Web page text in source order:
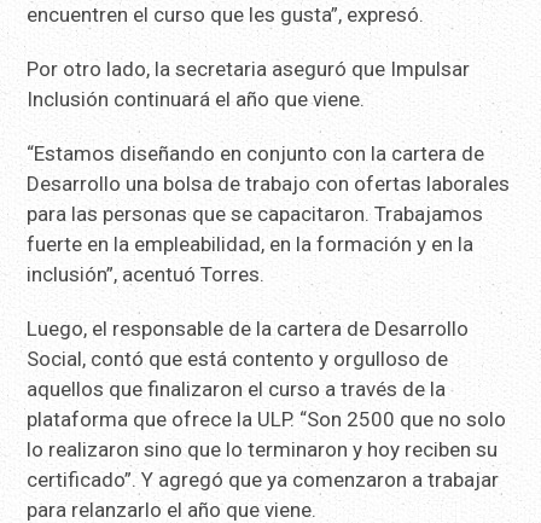
encuentren el curso que les gusta”, expresó.
Por otro lado, la secretaria aseguró que Impulsar
Inclusión continuará el año que viene.
“Estamos diseñando en conjunto con la cartera de
Desarrollo una bolsa de trabajo con ofertas laborales
para las personas que se capacitaron. Trabajamos
fuerte en la empleabilidad, en la formación y en la
inclusión”, acentuó Torres.
Luego, el responsable de la cartera de Desarrollo
Social, contó que está contento y orgulloso de
aquellos que finalizaron el curso a través de la
plataforma que ofrece la ULP. “Son 2500 que no solo
lo realizaron sino que lo terminaron y hoy reciben su
certificado”. Y agregó que ya comenzaron a trabajar
para relanzarlo el año que viene.